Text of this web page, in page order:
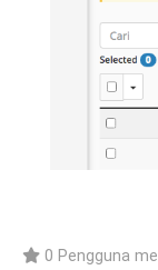
0 Pengguna